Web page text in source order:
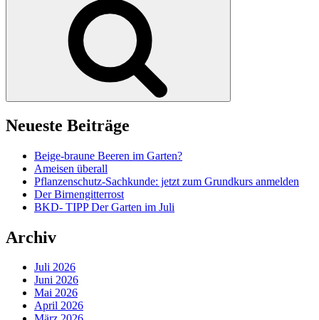
Neueste Beiträge
Beige-braune Beeren im Garten?
Ameisen überall
Pflanzenschutz-Sachkunde: jetzt zum Grundkurs anmelden
Der Birnengitterrost
BKD- TIPP Der Garten im Juli
Archiv
Juli 2026
Juni 2026
Mai 2026
April 2026